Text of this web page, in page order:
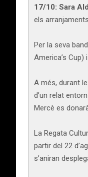
17/10: Sara
els
Per la seva
America’s
A més, durant
d’un relat
Mercè es
La Regata
partir del 22
s’aniran